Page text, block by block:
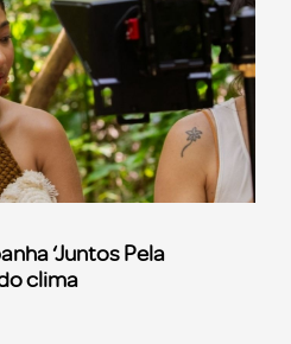
‘Juntos Pela
clima